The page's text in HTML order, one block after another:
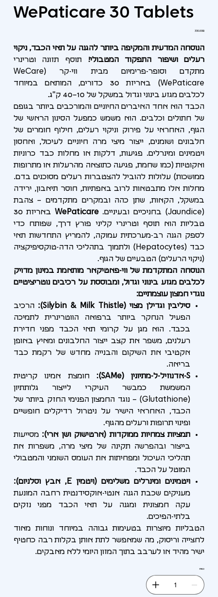
WePaticare 30 Tablets
מחיר‏330.00 ‏₪
הנוסחה המדעית והמקיפה ביותר להגנה על תאי הכבד, ניקוי
רעלים ושיפור התפקוד המטבולי! תוסף תזונה וטרינרי
מתקדם וסופר-פרימיום מבית ווי-קר (WeCare
WePaticare) באריזת 30 כדורים, המותאם במיוחד
לכלבים מגזע בינוני וגדול במשקל של 10–40 ק"ג.
הכבד הוא אחד האיברים החיוניים והמורכבים ביותר בגופם
של חתולים וכלבים. הוא משמש כמפעל הסינון הראשי של
הגוף, האחראי על פירוק וניקוי רעלים, חילוף חומרים של
חלבונים ושומנים, ייצור מיצי מרה חיוניים לעיכול, ואחסון
ויטמינים ומינרלים. פגיעות, דלקות או מחלות כבד כרוניות
ואקוטיות (כמו שחמת, פגיעה כתוצאה מהרעלות או מתרופות
ממושכות) עלולות להוביל להצטברות רעלים מסוכנים בדם.
מחלות אלו מתבטאות לרוב באפתיות, חוסר תיאבון, ירידה
במשקל, הקאות, שתן כהה ובמקרים מתקדמים – צהבת
(Jaundice) בחניכיים ובעיניים.
WePaticare
באריזת 30
טבליות הוא תוסף וטרינרי קליני פורץ דרך, שפותח כדי
לספק הגנה רב-מערכתית עמוקה, להמריץ התחדשות תאי
כבד (Hepatocytes) ולתמוך בתהליכי הדה-טוקסיפיקציה
(ניקוי הרעלים) הטבעיים של הגוף.
הנוסחה המתקדמת של ווי-פאטיקאר מותאמת במינון מדויק
לכלבים מגזע בינוני וגדול, ומבוססת על רכיבים נוטריציטיים
נוגדי חמצון עוצמתיים:
סיליבין וגדילן מצוי (Silybin & Milk Thistle):
הרכיב
הפעיל הנחקר ביותר ברפואה הווטרינרית לתמיכה
בכבד. הוא מגן על קרומי תאי הכבד מפני חדירת
רעלנים, משפר את קצב ייצור החלבונים ומאיץ באופן
אקטיבי את השיקום והבנייה מחדש של רקמת כבד
בריאה.
S-אדנוזיל-ל-מתיונין (SAMe):
חומצת אמינו קריטית
המשמשת כמבשר העיקרי לייצור גלותתיון
(Glutathione) – נוגד החמצון הפנימי החזק ביותר של
הכבד, האחראי הישיר על ניטרול רדיקלים חופשיים
ופינוי תרופות ורעלים מהגוף.
תמציות צמחיות ממוקדות (ארטישוק ושן ארי): מסייעות
בייצור ובהפרשה תקינה של מיצי מרה, משפרות את
תהליכי העיכול ומפחיתות את העומס השומני והמטבולי
המוטל על הכבד.
ויטמינים ומינרלים משלימים (ויטמין E, אבץ וסלניום):
מעניקים שכבת הגנה אנטי-אוקסידנטית רחבה המונעת
עקה חמצונית ומגנה על תאי הכבד מפני נזקים
בלתי-הפיכים.
הטבליות מיוצרות בטעימות גבוהה במיוחד ונוחות מאוד
לחצייה וריסוק, מה שמאפשר לתת אותן בקלות רבה כחטיף
ישיר מהיד או לערבב בתוך המזון היומי ללא מאבקים.
כמות